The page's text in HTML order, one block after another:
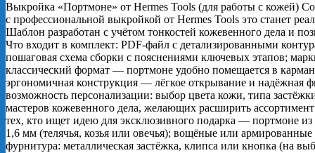
Выкройка «Портмоне» от Hermes Tools (для работы с кожей)
с профессиональной выкройкой от Hermes Tools это станет
Шаблон разработан с учётом тонкостей кожевенного дела и
Что входит в комплект: PDF‑файл с детализированными
пошаговая схема сборки с пояснениями ключевых этапов;
классический формат — портмоне удобно помещается в
эргономичная конструкция — лёгкое открывание и
возможность персонализации: выбор цвета кожи, типа
мастеров кожевенного дела, желающих расширить
тех, кто ищет идею для эксклюзивного подарка — портмоне
1,6 мм (телячья, козья или овечья); вощёные или
фурнитура: металлическая застёжка, клипса или кнопка (на